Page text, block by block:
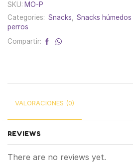
SKU: MO-P
Categories: Snacks, Snacks
perros
Compartir:
VALORACIONES (0)
REVIEWS
There are no reviews yet.